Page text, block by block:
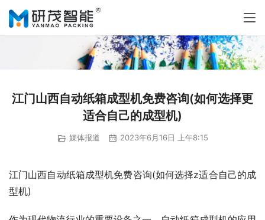
江门山西自动纸箱成型机免费咨询(如何选择更
适合自己的成型机)
媒体报道 2023年6月16日 上午8:15
江门山西自动纸箱成型机免费咨询(如何选择z适合自己的成
型机)